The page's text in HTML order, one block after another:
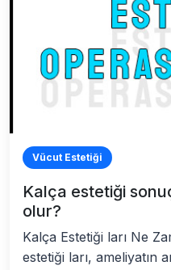
Vücut Estetiği
Kalça estetiği
olur?
Kalça Estetiği ları Ne
estetiği ları, ameliyatın